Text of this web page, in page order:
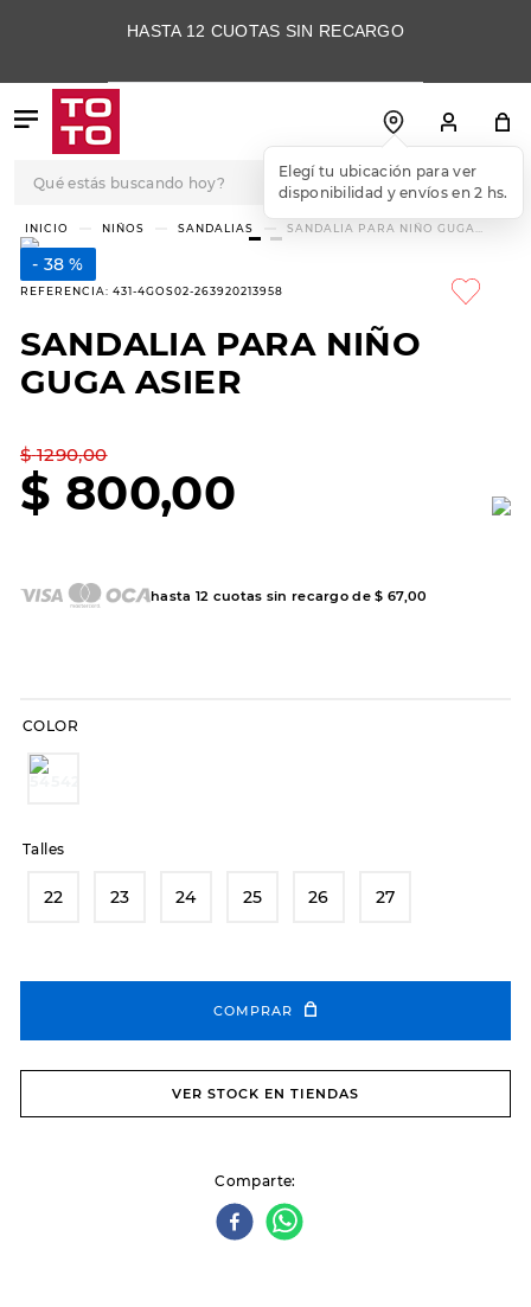
HASTA 12 CUOTAS SIN RECARGO
Elegí tu ubicación para ver
disponibilidad y envíos en 2 hs.
NIÑOS SANDALIAS
SANDALIA PARA NIÑO GUGA
38 %
REFERENCIA: 431-4GOS02-263920213958
SANDALIA PARA NIÑO
GUGA ASIER
$ 1290,00
$ 800,00
hasta 12 cuotas sin recargo de$ 67, 00
COLOR
Talles
22 23 24 25 26 27
COMPRAR
VER STOCK EN TIENDAS
Comparte
TÉRMINOS MÁS
BUSCADOS
1
skechers